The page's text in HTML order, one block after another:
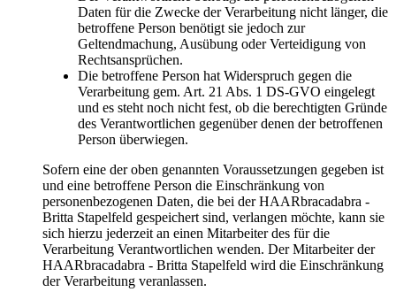
Daten für die Zwecke der Verarbeitung nicht länger, die
betroffene Person benötigt sie jedoch zur
Geltendmachung, Ausübung oder Verteidigung von
Rechtsansprüchen.
Die betroffene Person hat Widerspruch gegen die
Verarbeitung gem. Art. 21 Abs. 1 DS-GVO eingelegt
und es steht noch nicht fest, ob die berechtigten Gründe
des Verantwortlichen gegenüber denen der betroffenen
Person überwiegen.
Sofern eine der oben genannten Voraussetzungen gegeben ist
und eine betroffene Person die Einschränkung von
personenbezogenen Daten, die bei der HAARbracadabra -
Britta Stapelfeld gespeichert sind, verlangen möchte, kann sie
sich hierzu jederzeit an einen Mitarbeiter des für die
Verarbeitung Verantwortlichen wenden. Der Mitarbeiter der
HAARbracadabra - Britta Stapelfeld wird die Einschränkung
der Verarbeitung veranlassen.